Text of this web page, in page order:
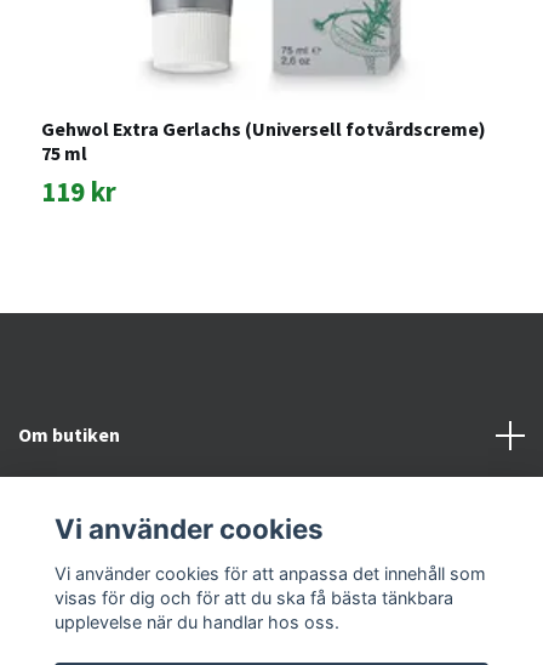
Gehwol Extra Gerlachs (Universell fotvårdscreme)
75 ml
119 kr
Om butiken
Snabblänkar
Vi använder cookies
Vi använder cookies för att anpassa det innehåll som
visas för dig och för att du ska få bästa tänkbara
upplevelse när du handlar hos oss.